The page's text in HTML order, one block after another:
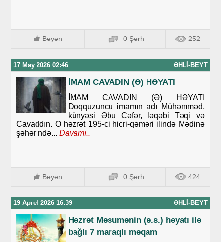
Bəyən 0 Şərh 252
17 May 2026 02:46 ƏHLI-BEYT
İMAM CAVADIN (Ə) HƏYATI
İMAM CAVADIN (Ə) HƏYATI
Doqquzuncu imamın adı Mühəmməd,
künyəsi Əbu Cəfər, ləqəbi Təqi və
Cavaddın. O həzrət 195-ci hicri-qəməri ilində Mədinə
şəhərində... Davamı..
Bəyən 0 Şərh 424
19 Aprel 2026 16:39 ƏHLI-BEYT
Həzrət Məsumənin (ə.s.) həyatı ilə
bağlı 7 maraqlı məqam